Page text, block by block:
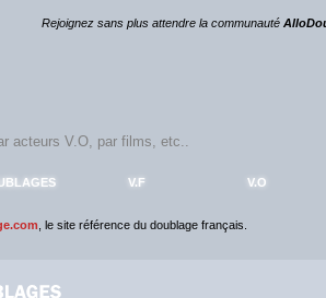
Rejoignez sans plus attendre la communauté
V.F V.O
, le site référence du doublage français.